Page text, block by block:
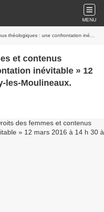
MENU
inévitable » 12 mars 2016 à 14 h 30 à Issy-les-Moulineaux.
et contenus
inévitable » 12
les-Moulineaux.